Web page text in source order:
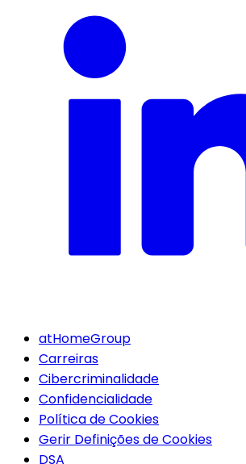
atHomeGroup
Carreiras
Cibercriminalidade
Confidencialidade
Política de Cookies
Gerir Definições de Cookies
DSA